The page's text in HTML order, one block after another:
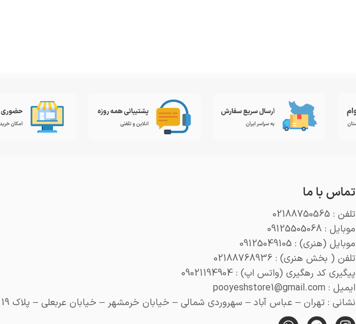
تماس با ما
تلفن : 02188750565
موبایل : 09125505068
موبایل (هنری) : 09125049105
تلفن ( بخش هنری) : 02188768936
پیگیری کد رهگیری (واتس اپ) : 09021194904
ایمیل : pooyeshstore1@gmail.com
نشانی : تهران – عباس آباد – سهروردی شمالی – خیابان خرمشهر – خیابان عربعلی – پلاک 19 (هنری پلاک 29)